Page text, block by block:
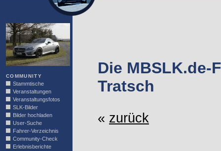
COMMUNITY
Stammtische
Veranstaltungen
Veranstaltungsfotos
SLK-Bilder
Bilder hochladen
User-Suche
Fahrer-Verzeichnis
Community-Check
Erlebnisberichte
Die MBSLK.de-
Tratsch
« zurück